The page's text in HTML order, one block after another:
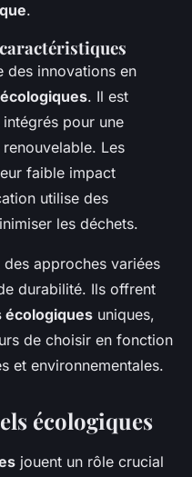
.
des innovations en
. Il est
pour une
Les
faible impact
utilise des
les déchets.
approches variées
durabilité. Ils offrent
écologiques uniques,
de choisir en fonction
et environnementales.
écologiques
jouent un rôle crucial